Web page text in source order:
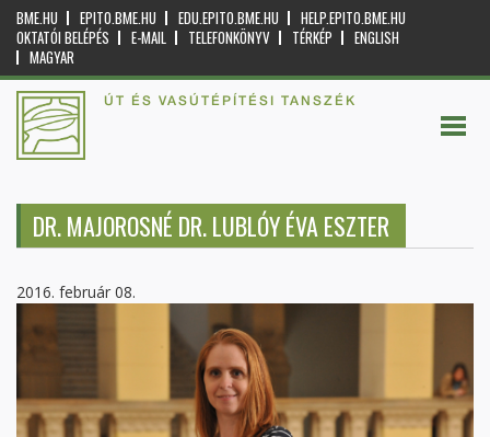
BME.HU EPITO.BME.HU EDU.EPITO.BME.HU
HELP.EPITO.BME.HU
OKTATÓI BELÉPÉS
E-MAIL TELEFONKÖNYV TÉRKÉP
ENGLISH
MAGYAR
ÚT ÉS VASÚTÉPÍTÉSI TANSZÉK
DR. MAJOROSNÉ DR. LUBLÓY ÉVA ESZTER
2016. február 08.